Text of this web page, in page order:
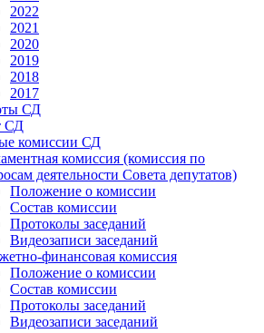
2022
2021
2020
2019
2018
2017
СД
СД
комиссии СД
комиссия (комиссия по
деятельности Совета депутатов)
Положение о комиссии
Состав комиссии
Протоколы заседаний
Видеозаписи заседаний
финансовая комиссия
Положение о комиссии
Состав комиссии
Протоколы заседаний
Видеозаписи заседаний